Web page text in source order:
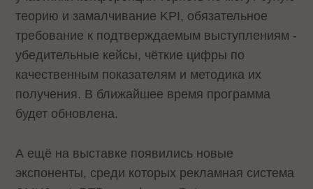
теорию и замалчивание KPI, обязательное
требование к подтверждаемым выступлениям -
убедительные кейсы, чёткие цифры по
качественным показателям и методика их
получения. В ближайшее время программа
будет обновлена.
А ещё на выставке появились новые
экспоненты, среди которых рекламная система